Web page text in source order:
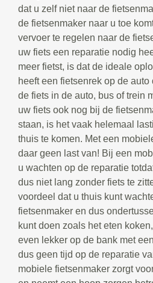
dat u zelf niet naar de
de fietsenmaker naar u toe
vervoer te regelen naar de
uw fiets een reparatie nodig
meer fietst, is dat de ideale
heeft een fietsenrek op de
de fiets in de auto, bus of trein
uw fiets ook nog bij de
staan, is het vaak helemaal
thuis te komen. Met een
daar geen last van! Bij een
u wachten op de reparatie
dus niet lang zonder fiets te
voordeel dat u thuis kunt
fietsenmaker en dus
kunt doen zoals het eten
even lekker op de bank met
dus geen tijd op de reparatie
mobiele fietsenmaker zorgt